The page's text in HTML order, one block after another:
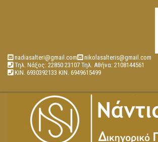
nadiasalteri@gmail.com
nikolasalteris@gmail.com
Τηλ. Νάξος: 22850 23107 Τηλ. Αθήνα: 2108144561
ΚΙΝ. 6930392133 ΚΙΝ. 6949615499